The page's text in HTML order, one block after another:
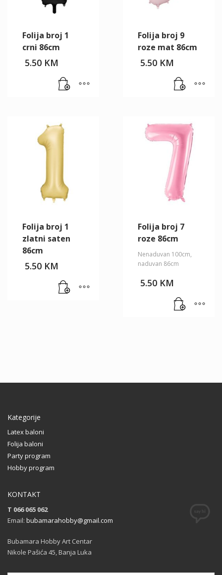
Folija broj 1
crni 86cm
5.50 KM
Folija broj 9
roze mat 86cm
5.50 KM
Folija broj 1
zlatni saten
86cm
5.50 KM
Folija broj 7
roze 86cm
Nenaduvan 100cm,
naduvan 86cm
5.50 KM
Kategorije
Latex baloni
Folija baloni
Party program
Hobby program
KONTAKT
T 066 065 062
Email: bubamarahobby@gmail.com
Bubamara Hobby Art Centar
Nikole Pašića 45, Banja Luka